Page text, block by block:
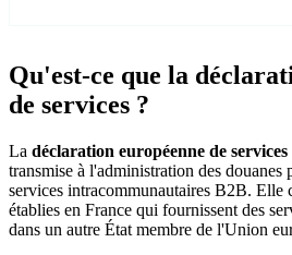
Qu'est-ce que la
de services ?
La déclaration européenne de
transmise à l'administration des douanes
services intracommunautaires B2B. Elle
établies en France qui fournissent des
dans un autre État membre de l'Union